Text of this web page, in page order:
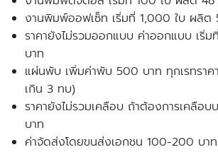
งานพิมพ์ออฟเซ็ท เริ่มที่ 1,000 ใบ ผลิต
ราคายังไม่รวมออกแบบ ค่าออกแบบ เริ่
บาท
แผ่นพับ เพิ่มค่าพับ 500 บาท ทุกเรทราค
เกิน 3 ทบ)
ราคายังไม่รวมเคลือบ ถ้าต้องการเคลือบ
บาท
ค่าจัดส่งโดยขนส่งเอกชน 100-200 บาท